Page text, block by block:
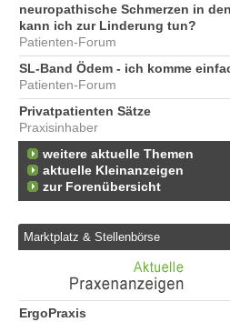
neuropathische Schmerzen in
kann ich zur Linderung tun?
Patienten-Forum
SL-Band Ödem - ich komme
Patienten-Forum
Privatpatienten Sätze
Praxisinhaber
weitere aktuelle Themen
aktuelle Kleinanzeigen
zur Forenübersicht
Marktplatz & Stellenbörse
ErgoPraxis